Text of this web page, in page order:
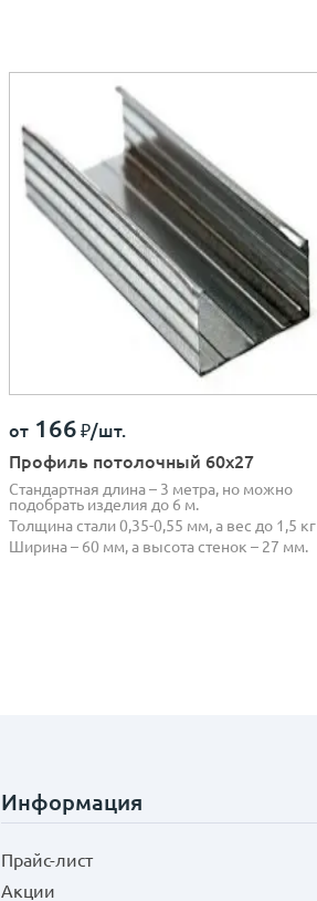
от 166 ₽/шт.
Профиль потолочный 60х27
Стандартная длина – 3 метра, но можно
подобрать изделия до 6 м.
Толщина стали 0,35-0,55 мм, а вес до 1,5 кг
Ширина – 60 мм, а высота стенок – 27 мм.
Информация
Прайс-лист
Акции